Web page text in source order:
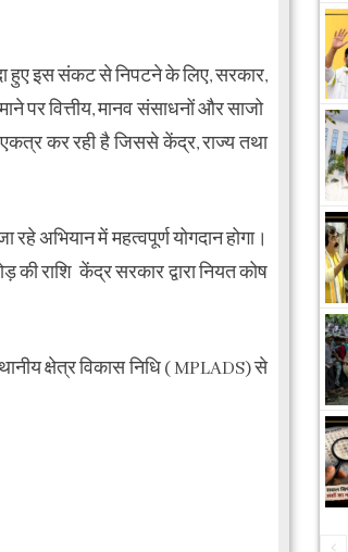
हुए इस संकट से निपटने के लिए, सरकार,
पर वित्तीय, मानव संसाधनों और साजो
कर रही है जिससे केंद्र, राज्य तथा
अभियान में महत्वपूर्ण योगदान होगा।
राशि केंद्र सरकार द्वारा नियत कोष
क्षेत्र विकास निधि ( MPLADS) से